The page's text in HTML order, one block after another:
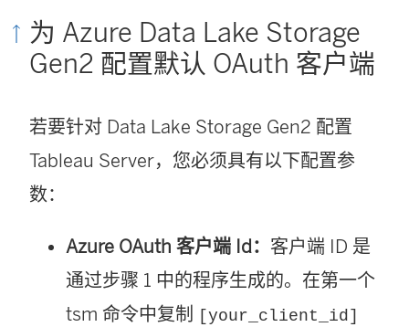
为 Azure Data Lake Storage
Gen2 配置默认 OAuth 客户端
若要针对 Data Lake Storage Gen2 配置
Tableau Server，您必须具有以下配置参
数：
Azure OAuth 客户端 Id： 客户端 ID 是
通过步骤 1 中的程序生成的。在第一个
tsm 命令中复制
[your_client_id]